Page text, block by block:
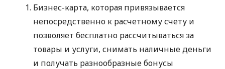
Бизнес-карта, которая привязывается
непосредственно к расчетному счету и
позволяет бесплатно рассчитываться за
товары и услуги, снимать наличные деньги
и получать разнообразные бонусы